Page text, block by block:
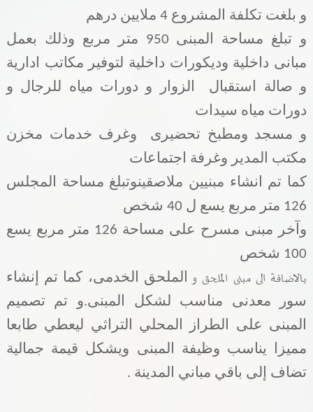
و بلغت تكلفة المشروع 4 ملايين درهم
و تبلغ مساحة المبنى
950 متر مربع وذلك بعمل
مبانى داخلية وديكورات داخلية لتوفير مكاتب ادارية
و صالة استقبال
الزوار و دورات مياه للرجال
و
دورات مياه سيدات
و مسجد ومطبخ تحضيرى
وغرف خدمات مخزن
مكتب المدير وغرفة اجتماعات
كما تم انشاء مبنيين ملاصقينوتبلغ مساحة المجلس
126 متر مربع يسع ل 40 شخص
وآخر مبنى مسرح على مساحة 126 متر مربع يسع
100 شخص
بالاضافة الى مبنى الملحق و الملحق الخدمى، كما تم إنشاء
سور معدنى مناسب لشكل المبنى.و تم تصميم
المبنى على الطراز المحلي التراثي ليعطي طابعا
مميزا يناسب وظيفة المبنى ويشكل قيمة جمالية
تضاف إلى باقي مباني المدينة .